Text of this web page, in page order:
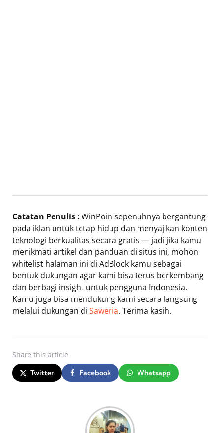
Catatan Penulis : WinPoin sepenuhnya bergantung
pada iklan untuk tetap hidup dan menyajikan konten
teknologi berkualitas secara gratis — jadi jika kamu
menikmati artikel dan panduan di situs ini, mohon
whitelist halaman ini di AdBlock kamu sebagai
bentuk dukungan agar kami bisa terus berkembang
dan berbagi insight untuk pengguna Indonesia.
Kamu juga bisa mendukung kami secara langsung
melalui dukungan di Saweria. Terima kasih.
Share this article
Twitter Facebook Whatsapp